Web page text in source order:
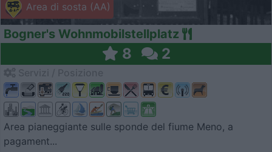
Area di sosta (AA)
Bogner's Wohnmobilstellplatz
8 2
Area pianeggiante sulle sponde del fiume Meno, a
pagament...